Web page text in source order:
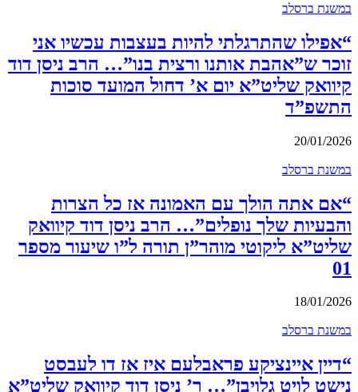
במשנת ברסלב
“אפילו שהתרגלתי להיות בעצבות עכשיו אני
זוכר ש”אהבת אותנו ורצית בנו”… הרב ניסן דוד
קיוואק שליט”א יום א’ דחול המועד סוכות
התשפ”ד
20/01/2026
במשנת ברסלב
“אם אתה הולך עם האמונה אז כל הצרות
והבעיות שלך נופלים”… הרב ניסן דוד קיוואק
שליט”א ליקוטי מוהר”ן תורה ל”ו שיעור מספר
01
18/01/2026
במשנת ברסלב
“דיין איינציקע פראבלעם איז אז דו לעבסט
נישט לויט גלויבן”… ר’ ניסן דוד קיוואק שליט”א